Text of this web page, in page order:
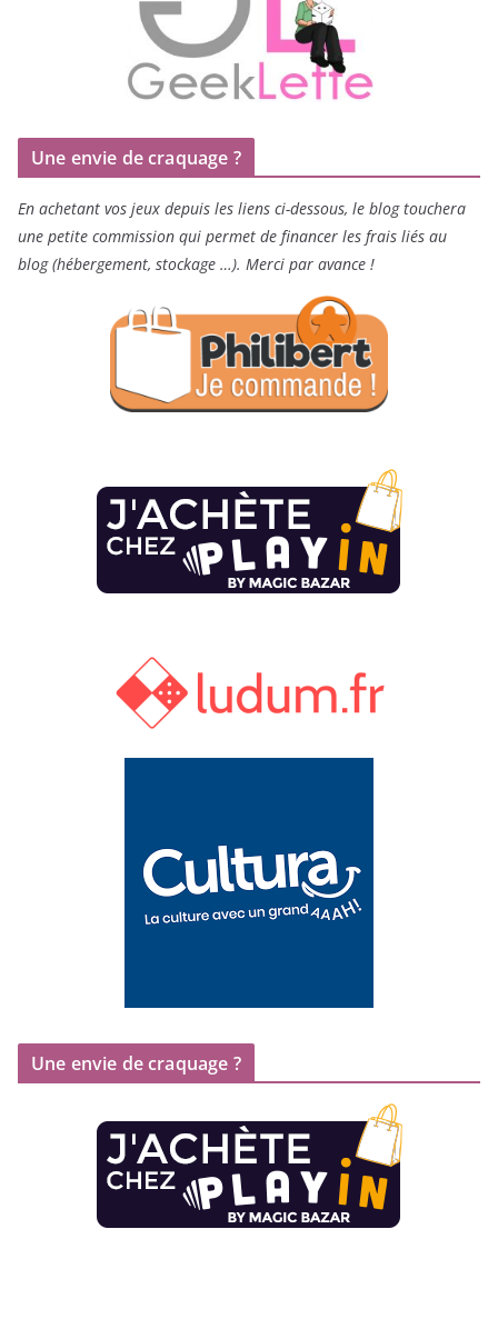
Une envie de craquage ?
En achetant vos jeux depuis les liens ci-dessous, le blog touchera
une petite commission qui permet de financer les frais liés au
blog (hébergement, stockage …). Merci par avance !
Une envie de craquage ?